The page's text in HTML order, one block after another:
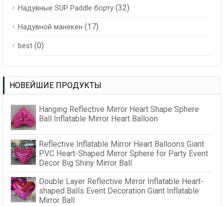
Надувные SUP Paddle борту (32)
Надувной манекен (17)
best (0)
НОВЕЙШИЕ ПРОДУКТЫ
Hanging Reflective Mirror Heart Shape Sphere
Ball Inflatable Mirror Heart Balloon
Reflective Inflatable Mirror Heart Balloons Giant
PVC Heart-Shaped Mirror Sphere for Party Event
Decor Big Shiny Mirror Ball
Double Layer Reflective Mirror Inflatable Heart-
shaped Balls Event Decoration Giant Inflatable
Mirror Ball